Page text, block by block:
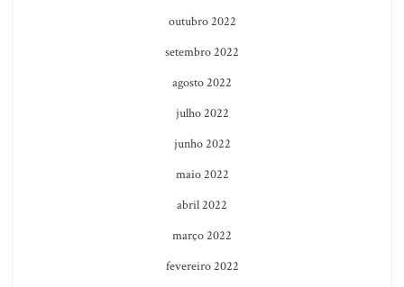
outubro 2022
setembro 2022
agosto 2022
julho 2022
junho 2022
maio 2022
abril 2022
março 2022
fevereiro 2022